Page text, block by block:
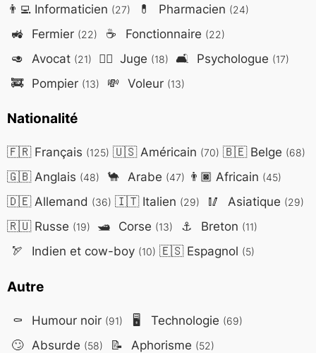
👨‍💻Informaticien (27) 💊 Pharmacien (24)
🚜 Fermier (22) ☕ Fonctionnaire (22)
🥑 Avocat (21) 👨‍⚖️ Juge (18) 🛋️ Psychologue (17)
🚒 Pompier (13) 💸 Voleur (13)
Nationalité
🇫🇷Français (125) 🇺🇸Américain (70) 🇧🇪Belge (68)
🇬🇧Anglais (48) 🐪 Arabe (47) 👨🏿 Africain (45)
🇩🇪Allemand (36) 🇮🇹Italien (29) 🥢 Asiatique (29)
🇷🇺Russe (19) 🛥️ Corse (13) ⚓ Breton (11)
🏹 Indien et cow-boy (10) 🇪🇸Espagnol (5)
Autre
⚰️ Humour noir (91) 🖥️ Technologie (69)
🙄 Absurde (58) 📝 Aphorisme (52)